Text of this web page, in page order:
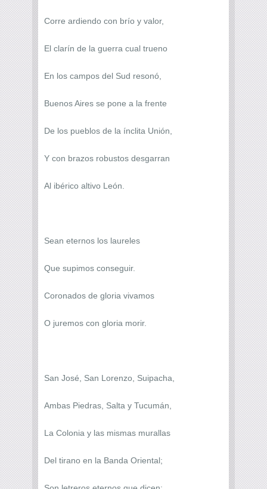
Corre ardiendo con brío y valor,
El clarín de la guerra cual trueno
En los campos del Sud resonó,
Buenos Aires se pone a la frente
De los pueblos de la ínclita Unión,
Y con brazos robustos desgarran
Al ibérico altivo León.
Sean eternos los laureles
Que supimos conseguir.
Coronados de gloria vivamos
O juremos con gloria morir.
San José, San Lorenzo, Suipacha,
Ambas Piedras, Salta y Tucumán,
La Colonia y las mismas murallas
Del tirano en la Banda Oriental;